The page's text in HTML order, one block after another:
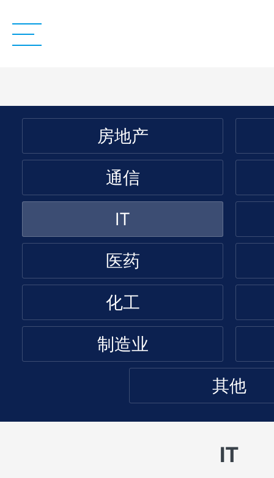
房地产
通信
IT
医药
化工
制造业
其他
IT